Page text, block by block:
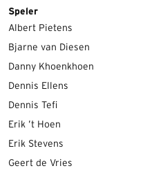
Speler
Albert Pietens
Bjarne van Diesen
Danny Khoenkhoen
Dennis Ellens
Dennis Tefi
Erik ’t Hoen
Erik Stevens
Geert de Vries